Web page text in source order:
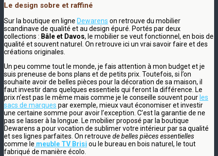
Le design sobre et raffiné
Sur la boutique en ligne Dewarens on retrouve du mobilier
scandinave de qualité et au design épuré. Portés par deux
collections : Bâle et Davos, le mobilier se veut fonctionnel, en bois de
qualité et souvent naturel. On retrouve ici un vrai savoir faire et des
créations originales.
Un peu comme tout le monde, je fais attention à mon budget et je
suis preneuse de bons plans et de petits prix. Toutefois, si l’on
souhaite avoir de belles pièces pour la décoration de sa maison, il
faut investir dans quelques essentiels qui feront la différence. Le
prix n’est pas le même mais comme je le conseille souvent pour les
sacs de marques par exemple, mieux vaut économiser et investir
une certaine somme pour avoir l’exception. C’est la garantie de ne
pas se lasser à la longue. Le mobilier proposé par la boutique
Dewarens a pour vocation de sublimer votre intérieur par sa qualité
et ses lignes parfaites. On retrouve de belles pièces essentielles
comme le meuble TV Brisi ou le bureau en bois naturel, le tout
fabriqué de manière écolo.